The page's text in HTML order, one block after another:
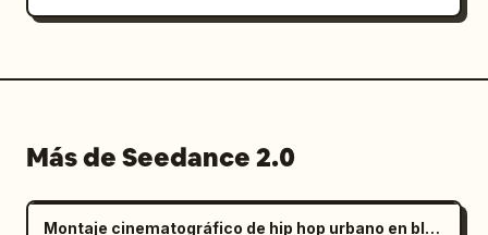
con un toque de amabilidad, la música de
Más de Seedance 2.0
Montaje cinematográfico de hip hop urbano en blanco y negro